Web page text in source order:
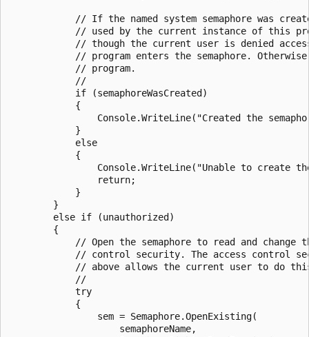
// If the named system semaphore was
// used by the current instance of this
// though the current user is denied
// program enters the semaphore.
            // program.
            //
            if (semaphoreWasCreated)
            {
Console.WriteLine("Created the
            }
            else
            {
Console.WriteLine("Unable to create
                return;
            }
        }
        else if (unauthorized)
        {
// Open the semaphore to read and change
// control security. The access control
// above allows the current user to do
            //
            try
            {
                sem = Semaphore.OpenExisting(
                    semaphoreName,